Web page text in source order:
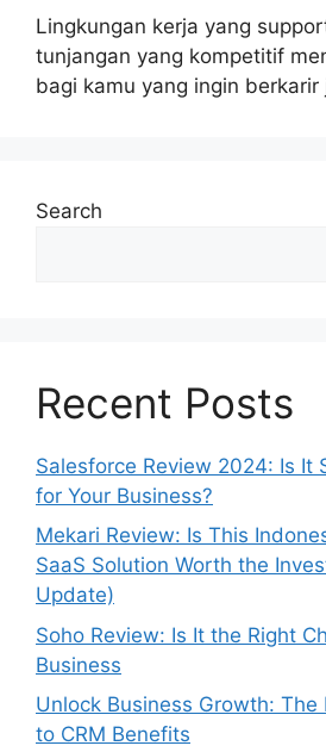
Lingkungan kerja yang
tunjangan yang kompetitif
bagi kamu yang ingin berkarir
Search
Recent Posts
Salesforce Review 2024: Is It
for Your Business?
Mekari Review: Is This
SaaS Solution Worth the
Update)
Soho Review: Is It the Right
Business
Unlock Business Growth: The
to CRM Benefits